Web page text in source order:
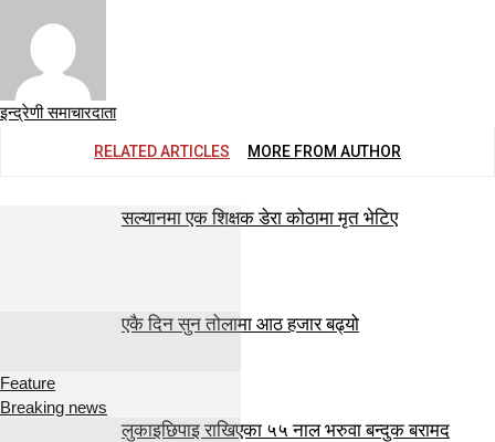
इन्द्रेणी समाचारदाता
RELATED ARTICLES MORE FROM AUTHOR
Feature
Breaking news
सल्यानमा एक शिक्षक डेरा कोठामा मृत भेटिए
एकै दिन सुन तोलामा आठ हजार बढ्यो
लुकाइछिपाइ राखिएका ५५ नाल भरुवा बन्दुक बरामद